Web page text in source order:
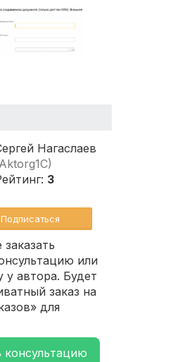
Нагаслаев
3
Подписаться
или
у автора. Будет
заказ на
для
консультацию